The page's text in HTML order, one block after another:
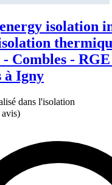
isolation
Combles -
à Igny
dans l'isolation